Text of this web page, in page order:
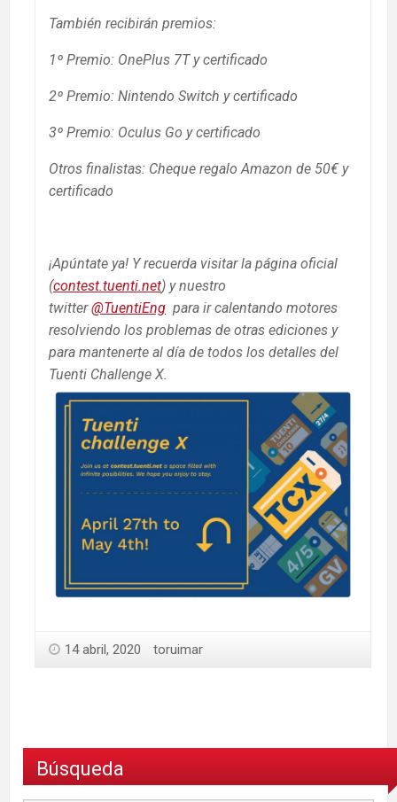
También recibirán premios:
1º Premio: OnePlus 7T y certificado
2º Premio: Nintendo Switch y certificado
3º Premio: Oculus Go y certificado
Otros finalistas: Cheque regalo Amazon de 50€ y
certificado
¡Apúntate ya! Y recuerda visitar la página oficial
(contest.tuenti.net) y nuestro
twitter@TuentiEng para ir calentando motores
resolviendo los problemas de otras ediciones y
para mantenerte al día de todos los detalles del
Tuenti Challenge X.
14 abril, 2020 toruimar
Búsqueda